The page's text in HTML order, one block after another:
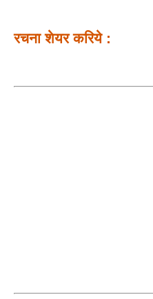
रचना शेयर करिये :